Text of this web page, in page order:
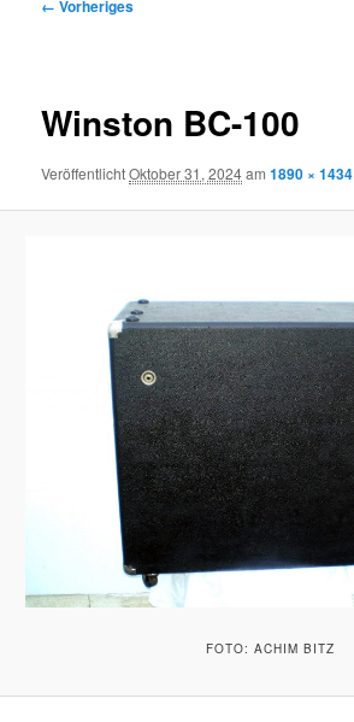
← Vorheriges
Winston BC-100
VeröffentlichtOktober 31, 2024am1890 × 1434
FOTO: ACHIM BITZ